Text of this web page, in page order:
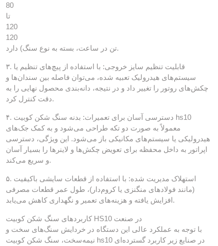
80
تا
120
120
تن در ساعت، بسته به نوع سنگ) دارد.
۳. قابلیت تنظیم سایز خروجی: با استفاده از پیچ‌های تنظیم یا
سیستم‌های هیدرولیک تعبیه شده، می‌توان فاصله بین سندان‌ها و
چکش‌های روتور را تغییر داد و در نتیجه، دانه‌بندی محصول نهایی را به
دقت کنترل کرد.
۴. دسترسی آسان برای تعمیرات: بدنه سنگ شکن کوبیت hs10
معمولاً به صورت دو تکه طراحی می‌شود و به کمک جک‌های
هیدرولیکی یا سیستم‌های مکانیکی باز می‌شود. این ویژگی، دسترسی
اپراتور به داخل محفظه برای تعویض چکش‌ها و لاینرها را بسیار آسان
و سریع می‌کند.
۵. استهلاک مدیریت شده: با استفاده از قطعات سایشی باکیفیت
(مانند فولادهای منگنزی یا کروم‌دار)، طول عمر قطعات مصرفی
افزایش یافته و هزینه‌های تعمیر و نگهداری کاهش می‌یابد.
کاربردهای سنگ شکن کوبیت HS10 در صنعت
با توجه به عملکرد عالی این دستگاه در خردایش سنگ‌های سخت و
نیمه‌سخت، سنگ شکن کوبیت hs10 در صنایع زیر کاربرد گسترده‌ای